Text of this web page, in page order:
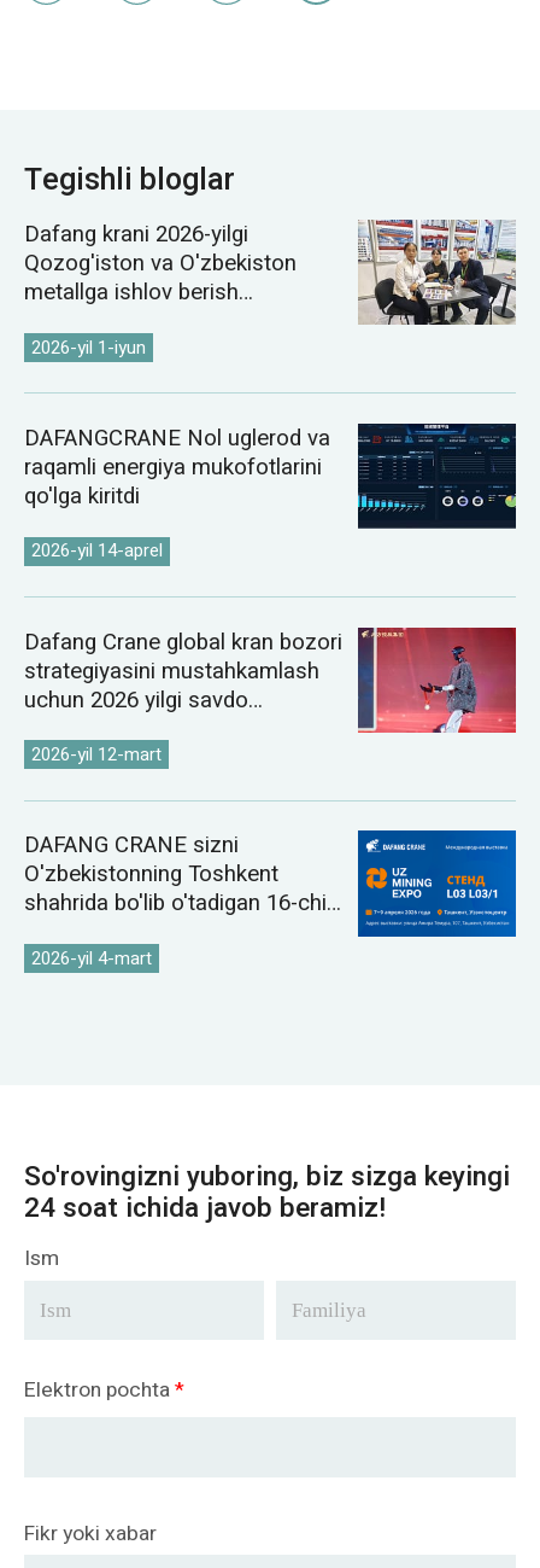
Tegishli bloglar
Dafang krani 2026-yilgi
Qozog'iston va O'zbekiston
metallga ishlov berish
2026-yil 1-iyun
DAFANGCRANE Nol uglerod va
raqamli energiya mukofotlarini
qo'lga kiritdi
2026-yil 14-aprel
Dafang Crane global kran bozori
strategiyasini mustahkamlash
uchun 2026 yilgi savdo
2026-yil 12-mart
DAFANG CRANE sizni
O'zbekistonning Toshkent
shahrida bo'lib o'tadigan 16-chi
ko'rgazmasiga taklif qiladi
2026-yil 4-mart
So'rovingizni yuboring, biz sizga keyingi
24 soat ichida javob beramiz!
Ism
Elektron pochta*
Fikr yoki xabar